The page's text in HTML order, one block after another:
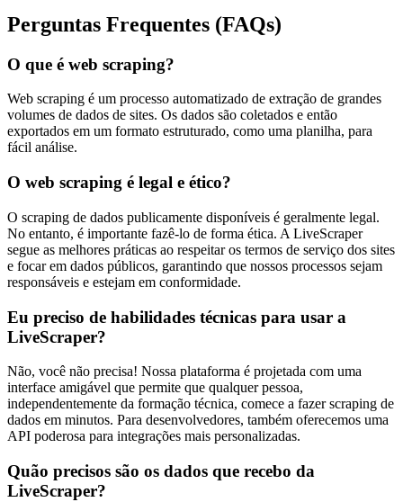
Perguntas Frequentes (FAQs)
O que é web scraping?
Web scraping é um processo automatizado de extração de grandes
volumes de dados de sites. Os dados são coletados e então
exportados em um formato estruturado, como uma planilha, para
fácil análise.
O web scraping é legal e ético?
O scraping de dados publicamente disponíveis é geralmente legal.
No entanto, é importante fazê-lo de forma ética. A LiveScraper
segue as melhores práticas ao respeitar os termos de serviço dos sites
e focar em dados públicos, garantindo que nossos processos sejam
responsáveis e estejam em conformidade.
Eu preciso de habilidades técnicas para usar a
LiveScraper?
Não, você não precisa! Nossa plataforma é projetada com uma
interface amigável que permite que qualquer pessoa,
independentemente da formação técnica, comece a fazer scraping de
dados em minutos. Para desenvolvedores, também oferecemos uma
API poderosa para integrações mais personalizadas.
Quão precisos são os dados que recebo da
LiveScraper?